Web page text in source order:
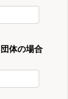
体の場合